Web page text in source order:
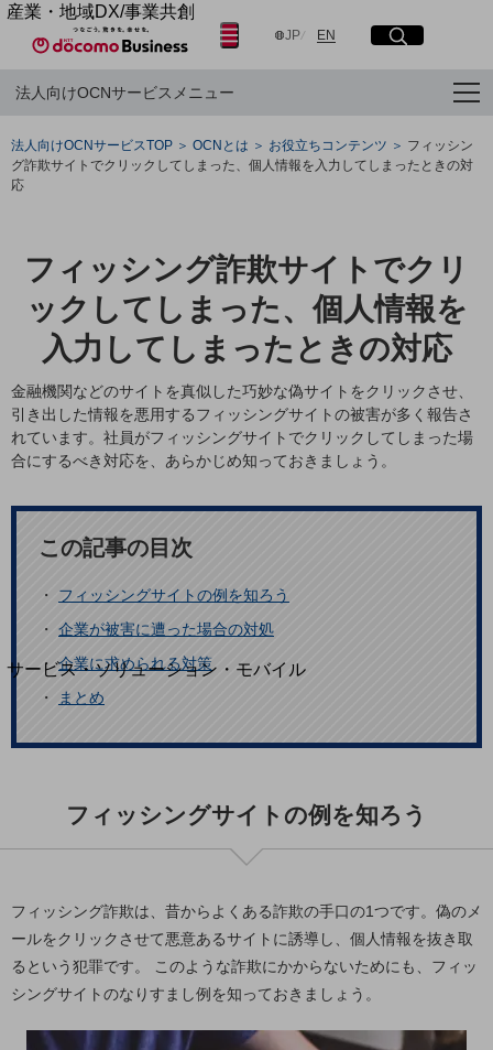
産業・地域DX/事業共創
OPEN HUB for Plural Futures
「社会可能性」を探究・実装する事業共創エコシステムです。
イベント/ウェビナー
記事コンテンツ
プレイヤー(カタリスト/パートナー企業)
事例
産業・地域DXプラットフォーマーとして
企業と地域が持続成長する社会を目指します
Smart City
Smart Education
Smart Healthcare
Smart Industry
Smart Mobility
Smart Worksite
生成AI(Generative AI)
地域の取り組み
地域経済のさらなる活性化に取り組みます
LGPF(Local Government Platform)
別ウィンドウで開きます
サービス・ソリューション・モバイル
サービス・ソリューションTOP
電話・映像コミュニケーション
セキュリティ
5G
JP日本語
ENEnglish
サイト内検索
メニュー
フリーワードでNTTドコモビジネスの
取り組みを検索
法人向けOCNサービスメニュー
法人向けOCNサービスTOP OCNとは お役立ちコンテンツ
フィッシン
グ詐欺サイトでクリックしてしまった、個人情報を入力してしまったときの対
応
フィッシング詐欺サイトでクリ
ックしてしまった、個人情報を
入力してしまったときの対応
金融機関などのサイトを真似した巧妙な偽サイトをクリックさせ、
引き出した情報を悪用するフィッシングサイトの被害が多く報告さ
れています。社員がフィッシングサイトでクリックしてしまった場
合にするべき対応を、あらかじめ知っておきましょう。
この記事の目次
・ フィッシングサイトの例を知ろう
・ 企業が被害に遭った場合の対処
・企業に求められる対策
・
まとめ
フィッシングサイトの例を知ろう
フィッシング詐欺は、昔からよくある詐欺の手口の1つです。偽のメ
ールをクリックさせて悪意あるサイトに誘導し、個人情報を抜き取
るという犯罪です。 このような詐欺にかからないためにも、フィッ
シングサイトのなりすまし例を知っておきましょう。